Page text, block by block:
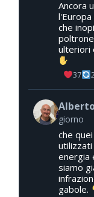
Ancora
che
ulteriori
37
giorno
che
energia
siamo
gabole.